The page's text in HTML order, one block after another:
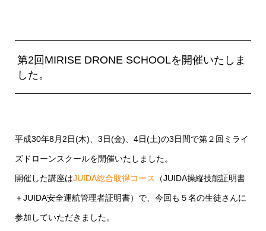
第2回MIRISE DRONE SCHOOLを開催いたしま
した。
平成30年8月2日(木)、3日(金)、4日(土)の3日間で第２回ミライ
ズドローンスクールを開催いたしました。
開催した講座はJUIDA総合取得コース （JUIDA操縦技能証明書
＋JUIDA安全運航管理者証明書）で、今回も５名の生徒さんに
参加していただきました。